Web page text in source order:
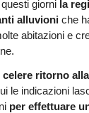
giorni la
alluvioni che
abitazioni e
ritorno
le indicazioni
per effettuare